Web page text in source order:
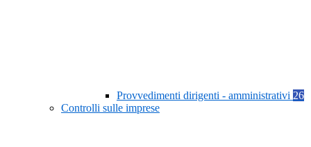
Provvedimenti dirigenti - amministrativi 26
Controlli sulle imprese